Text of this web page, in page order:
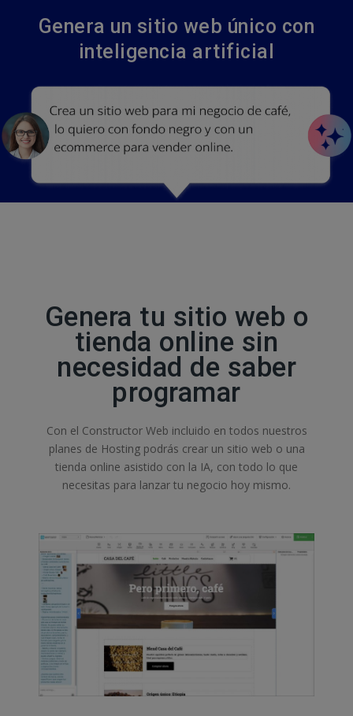
Genera un sitio web único con
inteligencia artificial
Genera tu sitio web o
tienda online sin
necesidad de saber
programar
Con el Constructor Web incluido en todos nuestros
planes de Hosting podrás crear un sitio web o una
tienda online asistido con la IA, con todo lo que
necesitas para lanzar tu negocio hoy mismo.